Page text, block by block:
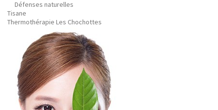
Défenses naturelles
Tisane
Thermothérapie Les Chochottes